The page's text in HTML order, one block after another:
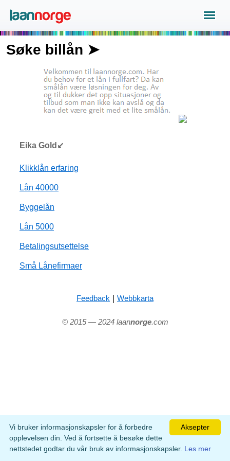
Søke billån ➤
Eika Gold↙
Klikklån erfaring
Lån 40000
Byggelån
Lån 5000
Betalingsutsettelse
Små Lånefirmaer
Feedback | Webbkarta
© 2015 — 2024 laannorge.com
Aksepter
Vi bruker informasjonskapsler for å forbedre
opplevelsen din. Ved å fortsette å besøke dette
nettstedet godtar du vår bruk av informasjonskapsler. Les mer